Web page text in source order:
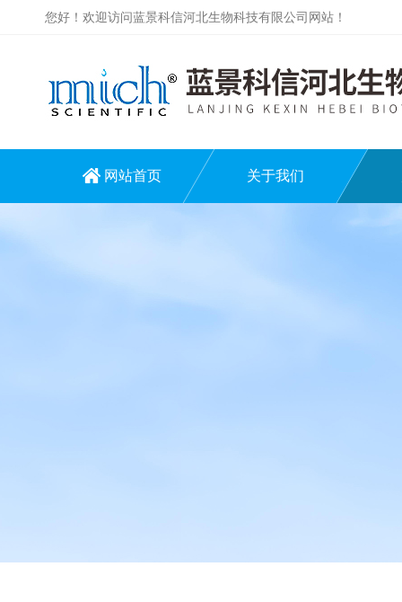
您好！欢迎访问蓝景科信河北生物科技有限公司网站！
网站首页 关于我们